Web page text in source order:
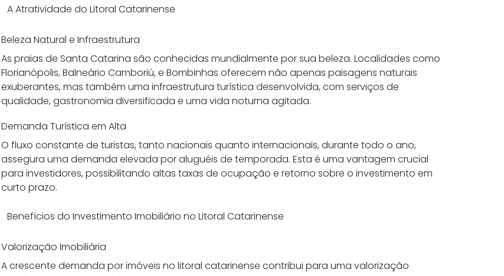
A Atratividade do Litoral Catarinense
Beleza Natural e Infraestrutura
As praias de Santa Catarina são conhecidas mundialmente por sua beleza. Localidades como
Florianópolis, Balneário Camboriú, e Bombinhas oferecem não apenas paisagens naturais
exuberantes, mas também uma infraestrutura turística desenvolvida, com serviços de
qualidade, gastronomia diversificada e uma vida noturna agitada.
Demanda Turística em Alta
O fluxo constante de turistas, tanto nacionais quanto internacionais, durante todo o ano,
assegura uma demanda elevada por aluguéis de temporada. Esta é uma vantagem crucial
para investidores, possibilitando altas taxas de ocupação e retorno sobre o investimento em
curto prazo.
Benefícios do Investimento Imobiliário no Litoral Catarinense
Valorização Imobiliária
A crescente demanda por imóveis no litoral catarinense contribui para uma valorização